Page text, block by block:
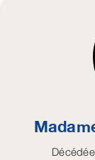
Décédée